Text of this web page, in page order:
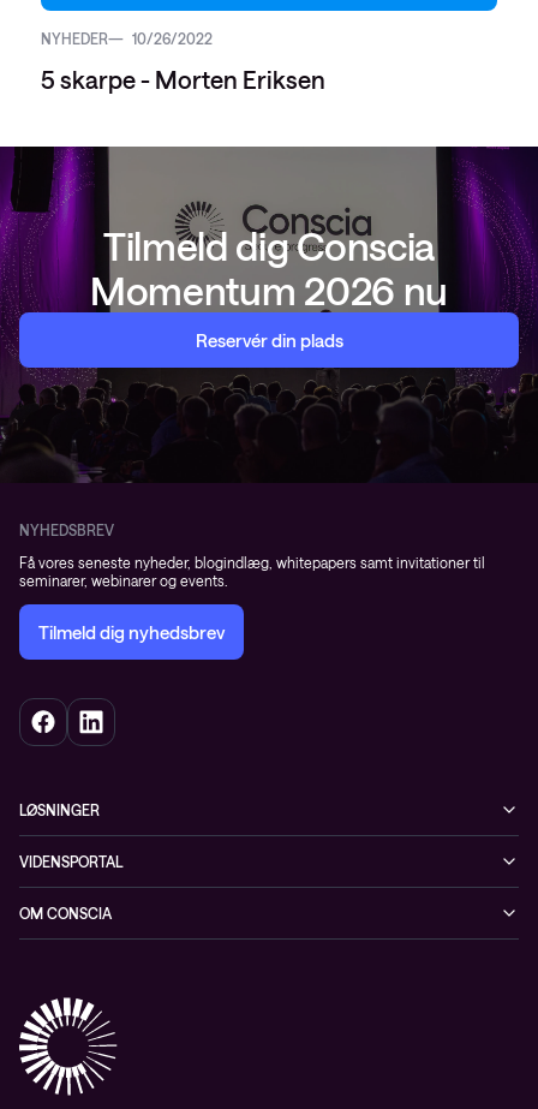
NYHEDER 10/26/2022
5 skarpe - Morten Eriksen
Tilmeld dig Conscia
Momentum 2026 nu
Reservér din plads
NYHEDSBREV
Få vores seneste nyheder, blogindlæg, whitepapers samt invitationer til
seminarer, webinarer og events.
Tilmeld dig nyhedsbrev
LØSNINGER
Netværk
Datacenter & Cloud
Observability
Conscia Managed Services
Conscia Services
VIDENSPORTAL
Events
Videoer
Whitepapers
OM CONSCIA
Partnere
Presserum